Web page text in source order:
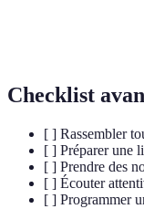
Checklist
[ ] Rassembler
[ ] Préparer une
[ ] Prendre des
[ ] Écouter
[ ] Programmer